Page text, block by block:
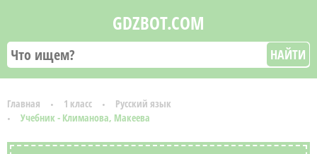
GDZBOT.COM
НАЙТИ
Главная 1 класс
Русский язык
Учебник - Климанова, Макеева